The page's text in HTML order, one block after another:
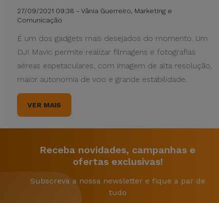
27/09/2021 09:38 - Vânia Guerreiro, Marketing e
Comunicação
É um dos gadgets mais desejados do momento. Um
DJI Mavic permite realizar filmagens e fotografias
aéreas espetaculares, com imagem de alta resolução,
maior autonomia de voo e grande estabilidade.
VER MAIS
Receba novidades, campanhas e
ofertas exclusivas!
Subscreva a nossa newsletter e fique a par de
tudo